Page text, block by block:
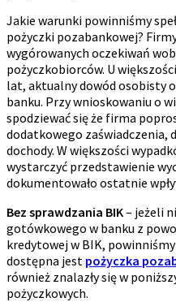
Jakie warunki powinniśmy
pożyczki pozabankowej?
wygórowanych oczekiwań
pożyczkobiorców. U
lat, aktualny dowód osobisty
banku. Przy wnioskowaniu o
spodziewać się że firma
dodatkowego zaświadczenia,
dochody. W większości
wystarczyć przedstawienie
dokumentowało ostatnie
Bez sprawdzania BIK– jeżeli
gotówkowego w banku z
kredytowej w BIK,
dostępna jest pożyczka
również znalazły się w
pożyczkowych.